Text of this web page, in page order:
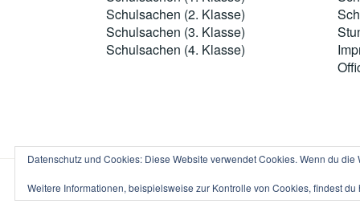
Schulsachen (2. Klasse)
Schulsachen (3. Klasse)
Schulsachen (4. Klasse)
Datenschutz und Cookies: Diese Website verwendet Cookies. Wenn du
Weitere Informationen, beispielsweise zur Kontrolle von Cookies, findest du